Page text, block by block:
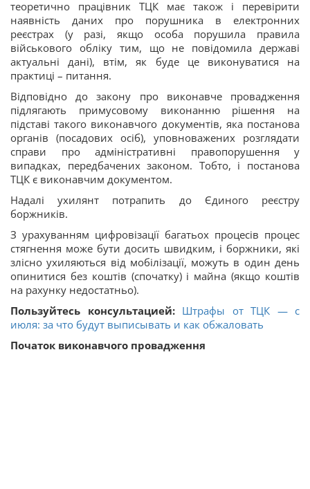
теоретично працівник ТЦК має також і перевірити
наявність даних про порушника в електронних
реєстрах (у разі, якщо особа порушила правила
військового обліку тим, що не повідомила державі
актуальні дані), втім, як буде це виконуватися на
практиці – питання.
Відповідно до закону про виконавче провадження
підлягають примусовому виконанню рішення на
підставі такого виконавчого документів, яка постанова
органів (посадових осіб), уповноважених розглядати
справи про адміністративні правопорушення у
випадках, передбачених законом. Тобто, і постанова
ТЦК є виконавчим документом.
Надалі ухилянт потрапить до Єдиного реєстру
боржників.
З урахуванням цифровізації багатьох процесів процес
стягнення може бути досить швидким, і боржники, які
злісно ухиляються від мобілізації, можуть в один день
опинитися без коштів (спочатку) і майна (якщо коштів
на рахунку недостатньо).
Пользуйтесь консультацией: Штрафы от ТЦК — с
июля: за что будут выписывать и как обжаловать
Початок виконавчого провадження